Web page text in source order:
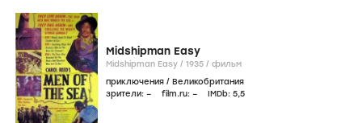
Midshipman Easy
Midshipman Easy / 1935 / фильм
приключения / Великобритания
зрители: – film.ru: – IMDb: 5,5